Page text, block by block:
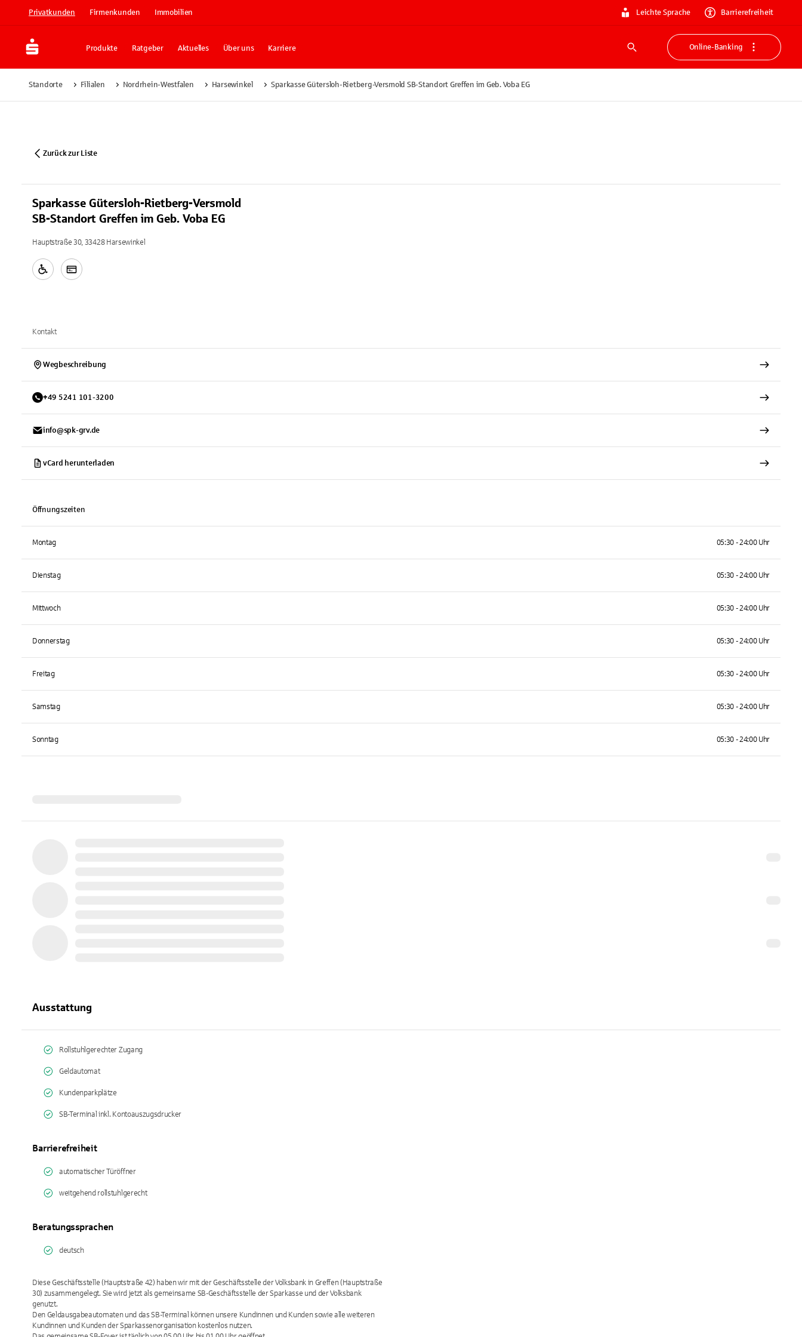
Privatkunden Firmenkunden Immobilien Leichte Sprache Barrierefreiheit
Produkte Ratgeber Aktuelles Über uns Karriere
Suche
Online-Banking
Standorte Filialen Nordrhein-Westfalen Harsewinkel Sparkasse Gütersloh-Rietberg-Versmold SB-Standort Greffen im Geb. Voba EG
Zurück zur Liste
Sparkasse Gütersloh-Rietberg-Versmold
SB-Standort Greffen im Geb. Voba EG
Hauptstraße 30, 33428 Harsewinkel
Kontakt
Wegbeschreibung
+49 5241 101-3200
info@spk-grv.de
vCard herunterladen
Öffnungszeiten
Montag 05:30 - 24:00 Uhr
Dienstag 05:30 - 24:00 Uhr
Mittwoch 05:30 - 24:00 Uhr
Donnerstag 05:30 - 24:00 Uhr
Freitag 05:30 - 24:00 Uhr
Samstag 05:30 - 24:00 Uhr
Sonntag 05:30 - 24:00 Uhr
Ausstattung
Rollstuhlgerechter Zugang
Geldautomat
Kundenparkplätze
SB-Terminal inkl. Kontoauszugsdrucker
Barrierefreiheit
automatischer Türöffner
weitgehend rollstuhlgerecht
Beratungssprachen
deutsch
Diese Geschäftsstelle (Hauptstraße 42) haben wir mit der Geschäftsstelle der Volksbank in Greffen (Hauptstraße
30) zusammengelegt. Sie wird jetzt als gemeinsame SB-Geschäftsstelle der Sparkasse und der Volksbank
genutzt.
Den Geldausgabeautomaten und das SB-Terminal können unsere Kundinnen und Kunden sowie alle weiteren
Kundinnen und Kunden der Sparkassenorganisation kostenlos nutzen.